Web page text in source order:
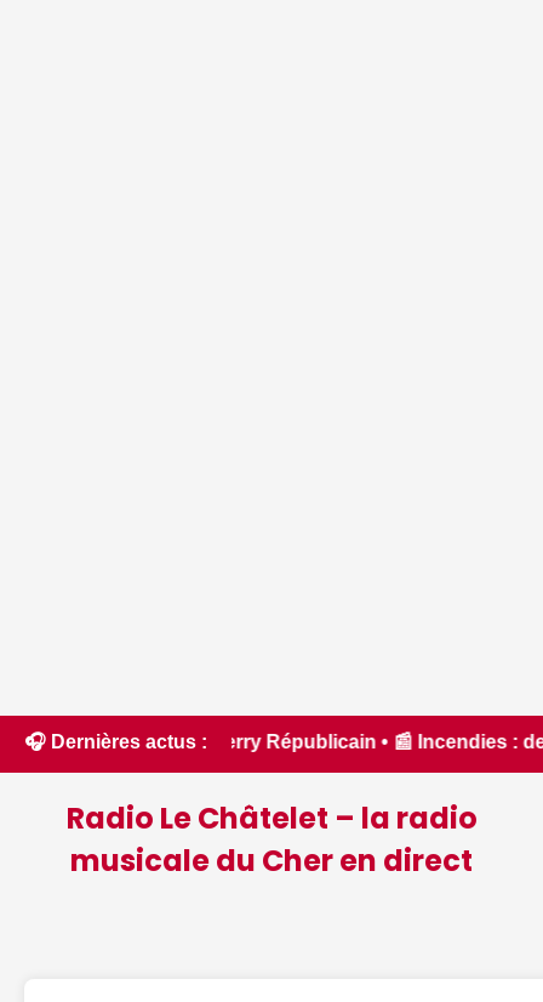
🎧 Dernières actus :
Républicain • 📰 Incendies : des pompiers
Radio Le Châtelet – la radio
musicale du Cher en direct